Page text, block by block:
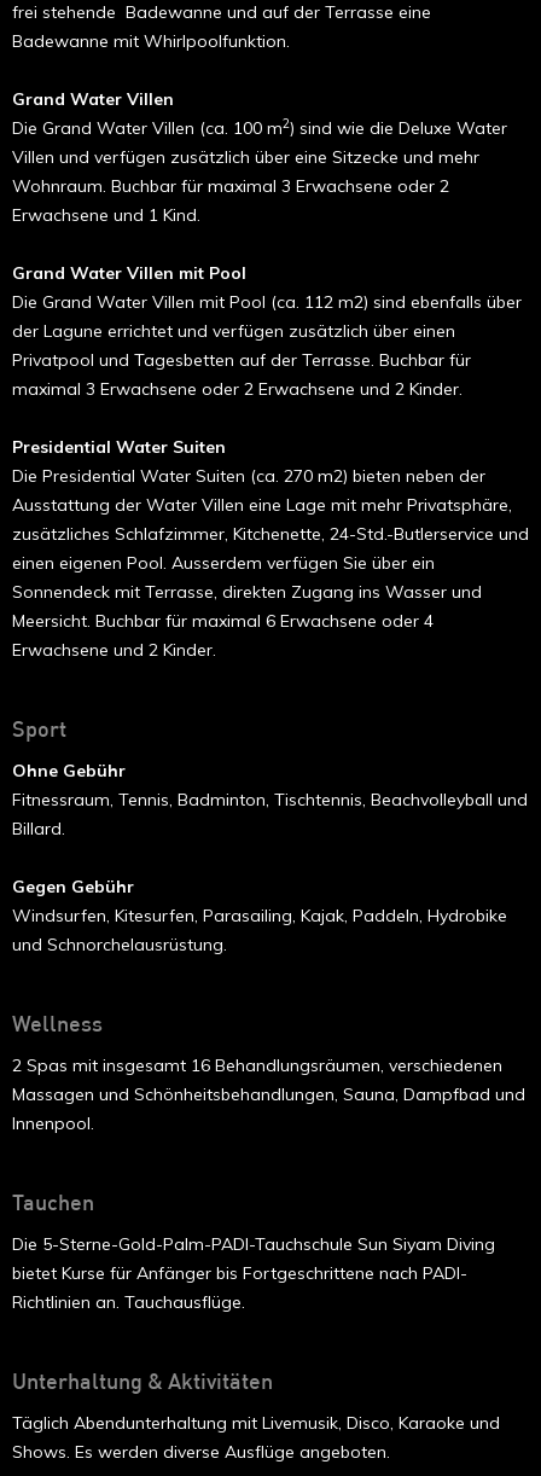
frei stehende Badewanne und auf der Terrasse eine
Badewanne mit Whirlpoolfunktion.
Grand Water Villen
Die Grand Water Villen (ca. 100 m2) sind wie die Deluxe Water
Villen und verfügen zusätzlich über eine Sitzecke und mehr
Wohnraum. Buchbar für maximal 3 Erwachsene oder 2
Erwachsene und 1 Kind.
Grand Water Villen mit Pool
Die Grand Water Villen mit Pool (ca. 112 m2) sind ebenfalls über
der Lagune errichtet und verfügen zusätzlich über einen
Privatpool und Tagesbetten auf der Terrasse. Buchbar für
maximal 3 Erwachsene oder 2 Erwachsene und 2 Kinder.
Presidential Water Suiten
Die Presidential Water Suiten (ca. 270 m2) bieten neben der
Ausstattung der Water Villen eine Lage mit mehr Privatsphäre,
zusätzliches Schlafzimmer, Kitchenette, 24-Std.-Butlerservice und
einen eigenen Pool. Ausserdem verfügen Sie über ein
Sonnendeck mit Terrasse, direkten Zugang ins Wasser und
Meersicht. Buchbar für maximal 6 Erwachsene oder 4
Erwachsene und 2 Kinder.
Sport
Ohne Gebühr
Fitnessraum, Tennis, Badminton, Tischtennis, Beachvolleyball und
Billard.
Gegen Gebühr
Windsurfen, Kitesurfen, Parasailing, Kajak, Paddeln, Hydrobike
und Schnorchelausrüstung.
Wellness
2 Spas mit insgesamt 16 Behandlungsräumen, verschiedenen
Massagen und Schönheitsbehandlungen, Sauna, Dampfbad und
Innenpool.
Tauchen
Die 5-Sterne-Gold-Palm-PADI-Tauchschule Sun Siyam Diving
bietet Kurse für Anfänger bis Fortgeschrittene nach PADI-
Richtlinien an. Tauchausflüge.
Unterhaltung & Aktivitäten
Täglich Abendunterhaltung mit Livemusik, Disco, Karaoke und
Shows. Es werden diverse Ausflüge angeboten.